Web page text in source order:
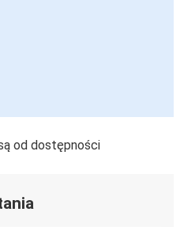
od dostępności